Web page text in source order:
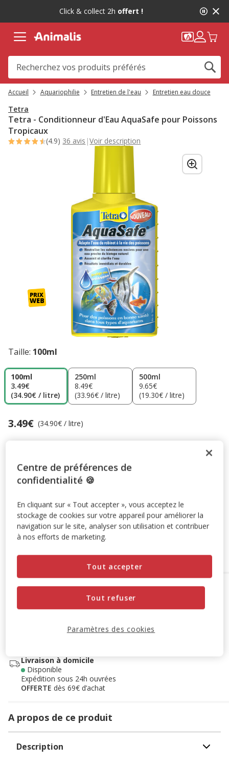
message,
Click & collect 2h offert !
Accueil Aquariophilie Entretien de l'eau Entretien eau douce
Tetra
Tetra - Conditionneur d'Eau AquaSafe pour Poissons
Tropicaux
(4.9) 36 avis |Voir description
Taille: 100ml
100ml
3.49€
(34.90€ / litre)
250ml
8.49€
(33.96€ / litre)
500ml
9.65€
(19.30€ / litre)
-10% sur votre première commande* avec votre Carte
Animalis. Offre non cumulable aux autres promotions en
Code: WELCOME10 Copier
Prix 3.49€, 34.90 EUR par litre
3.49€ (34.90€ / litre)
Options de livraison Détails livraison
Voir la disponibilité en magasin
Retrait dans 2hOFFERT
Livraison à domicile
Disponible
Expédition sous 24h ouvrées
OFFERTE dès 69€ d’achat
A propos de ce produit
Description
Centre de préférences de
confidentialité 🍪
En cliquant sur « Tout accepter », vous acceptez le
stockage de cookies sur votre appareil pour améliorer la
navigation sur le site, analyser son utilisation et contribuer
à nos efforts de marketing.
Tout refuser
Tout accepter
Paramètres des cookies